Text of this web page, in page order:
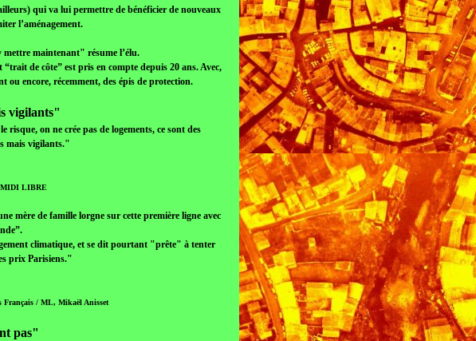
qui va lui permettre de bénéficier de nouveaux
l’aménagement.
mettre maintenant" résume l’élu.
de côte” est pris en compte depuis 20 ans. Avec,
ou encore, récemment, des épis de protection.
vigilants"
risque, on ne crée pas de logements, ce sont des
mais vigilants."
MIDI LIBRE
mère de famille lorgne sur cette première ligne avec
climatique, et se dit pourtant "prête" à tenter
prix Parisiens."
Français / ML, Mikaël Anisset
pas"